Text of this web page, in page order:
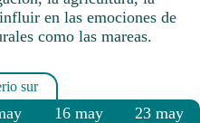
en las emociones de
como las mareas.
16 may 23 may